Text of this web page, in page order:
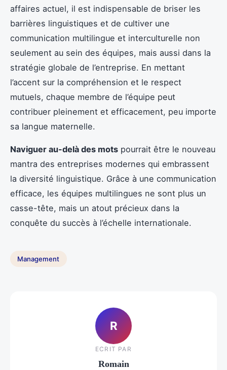
affaires actuel, il est indispensable de briser les
barrières linguistiques et de cultiver une
communication multilingue et interculturelle non
seulement au sein des équipes, mais aussi dans la
stratégie globale de l’entreprise. En mettant
l’accent sur la compréhension et le respect
mutuels, chaque membre de l’équipe peut
contribuer pleinement et efficacement, peu importe
sa langue maternelle.
Naviguer au-delà des mots pourrait être le nouveau
mantra des entreprises modernes qui embrassent
la diversité linguistique. Grâce à une communication
efficace, les équipes multilingues ne sont plus un
casse-tête, mais un atout précieux dans la
conquête du succès à l’échelle internationale.
Management
R
ECRIT PAR
Romain